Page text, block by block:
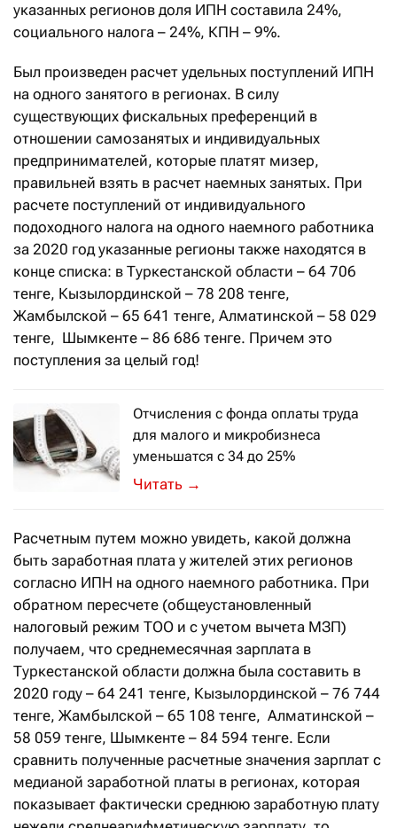
указанных регионов доля ИПН составила 24%,
социального налога – 24%, КПН – 9%.
Был произведен расчет удельных поступлений ИПН
на одного занятого в регионах. В силу
существующих фискальных преференций в
отношении самозанятых и индивидуальных
предпринимателей, которые платят мизер,
правильней взять в расчет наемных занятых. При
расчете поступлений от индивидуального
подоходного налога на одного наемного работника
за 2020 год указанные регионы также находятся в
конце списка: в Туркестанской области – 64 706
тенге, Кызылординской – 78 208 тенге,
Жамбылской – 65 641 тенге, Алматинской – 58 029
тенге, Шымкенте – 86 686 тенге. Причем это
поступления за целый год!
Отчисления с фонда оплаты труда
для малого и микробизнеса
уменьшатся с 34 до 25%
Об этом Касым-Жомарт Токаев
→
Расчетным путем можно увидеть, какой должна
быть заработная плата у жителей этих регионов
согласно ИПН на одного наемного работника. При
обратном пересчете (общеустановленный
налоговый режим ТОО и с учетом вычета МЗП)
получаем, что среднемесячная зарплата в
Туркестанской области должна была составить в
2020 году – 64 241 тенге, Кызылординской – 76 744
тенге, Жамбылской – 65 108 тенге, Алматинской –
58 059 тенге, Шымкенте – 84 594 тенге. Если
сравнить полученные расчетные значения зарплат с
медианой заработной платы в регионах, которая
показывает фактически среднюю заработную плату